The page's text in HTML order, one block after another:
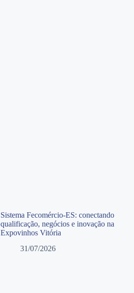
Sistema Fecomércio-ES: conectando
qualificação, negócios e inovação na
Expovinhos Vitória
31/07/2026